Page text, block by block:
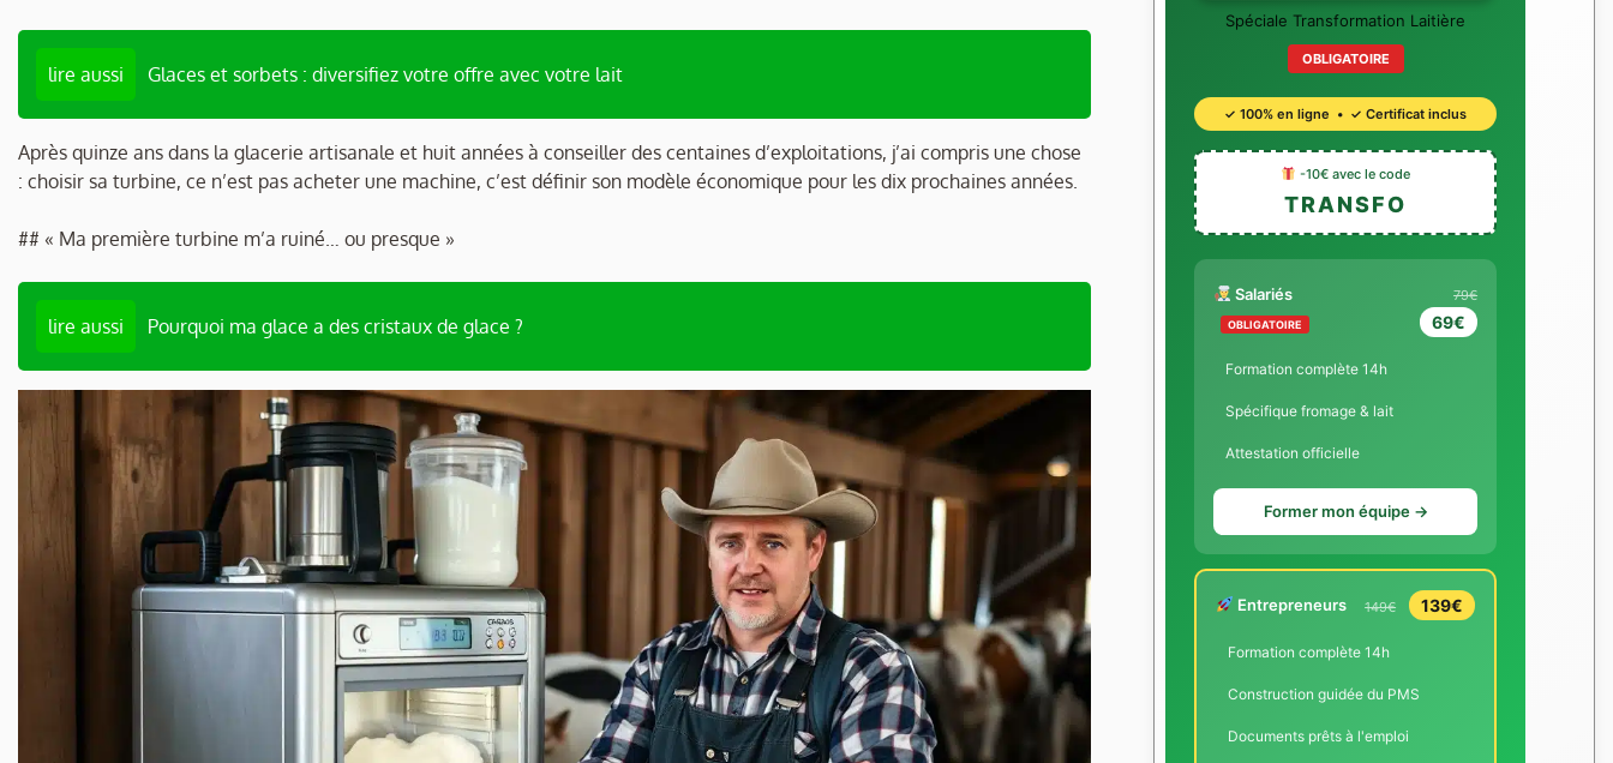
lire aussi Glaces et sorbets : diversifiez votre offre avec votre lait
Après quinze ans dans la glacerie artisanale et huit années à conseiller des centaines d’exploitations, j’ai compris une chose
: choisir sa turbine, ce n’est pas acheter une machine, c’est définir son modèle économique pour les dix prochaines années.
## « Ma première turbine m’a ruiné… ou presque »
lire aussi Pourquoi ma glace a des cristaux de glace ?
Spéciale Transformation Laitière
OBLIGATOIRE
✓ 100% en ligne • ✓ Certificat inclus
-10€ avec le code
TRANSFO
Salariés
OBLIGATOIRE
79€
69€
Formation complète 14h
Spécifique fromage & lait
Attestation officielle
Former mon équipe →
Entrepreneurs 149€ 139€
Formation complète 14h
Construction guidée du PMS
Documents prêts à l'emploi